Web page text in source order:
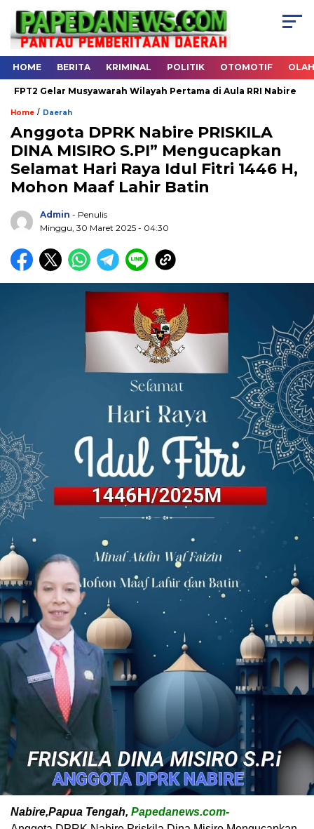
HOME BERITA KRIMINAL POLITIK OTOMOTIF
Gelar Musyawarah Wilayah Pertama di Aula RRI Nabire
Home / Daerah
Anggota DPRK Nabire PRISKILA
DINA MISIRO S.PI” Mengucapkan
Selamat Hari Raya Idul Fitri 1446 H,
Mohon Maaf Lahir Batin
Admin - Penulis
Minggu, 30 Maret 2025 - 04:30
Nabire,Papua Tengah, Papedanews.com-
.